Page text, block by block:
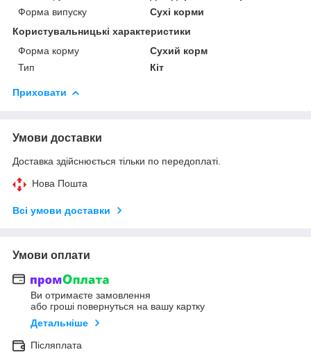
Форма випуску
Сухі корми
Користувальницькі характеристики
Форма корму
Сухий корм
Тип
Кіт
Приховати
Умови доставки
Доставка здійснюється тільки по передоплаті.
Нова Пошта
Всі умови доставки
Умови оплати
Ви отримаєте замовлення
або гроші повернуться на вашу картку
Детальніше
Післяплата